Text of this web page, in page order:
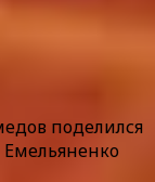
поделился